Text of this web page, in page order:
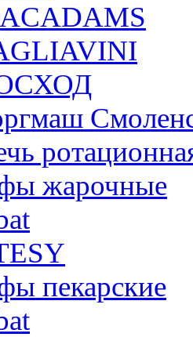
жарочные
пекарские